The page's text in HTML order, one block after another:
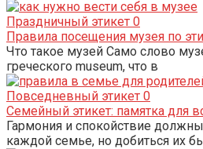
Праздничный этикет 0
Правила посещения музея по
Что такое музей Само слово
греческого museum, что в
Повседневный этикет 0
Семейный этикет: памятка для
Гармония и спокойствие
каждой семье, но добиться их